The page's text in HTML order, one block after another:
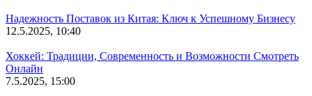
Надежность Поставок из Китая: Ключ к Успешному Бизнесу
12.5.2025, 10:40
Хоккей: Традиции, Современность и Возможности Смотреть
Онлайн
7.5.2025, 15:00